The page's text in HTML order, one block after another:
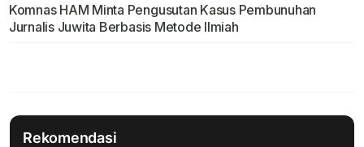
Komnas HAM Minta Pengusutan Kasus Pembunuhan
Jurnalis Juwita Berbasis Metode Ilmiah
Rekomendasi